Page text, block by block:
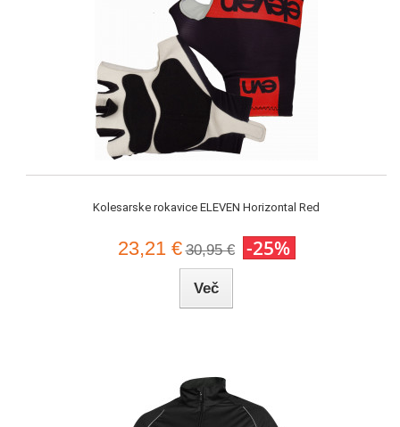
Kolesarske rokavice ELEVEN Horizontal Red
23,21 € 30,95 € -25%
Več